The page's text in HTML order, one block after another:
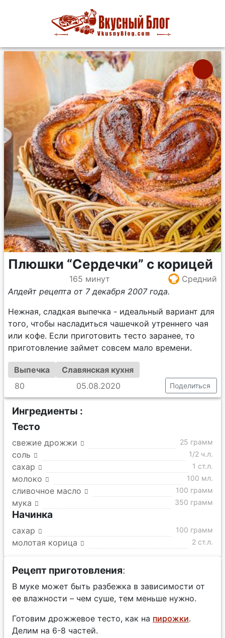
Плюшки “Сердечки” с корицей
165 минут
Средний
Апдейт рецепта от 7 декабря 2007 года.
Нежная, сладкая выпечка - идеальный вариант для
того, чтобы насладиться чашечкой утреннего чая
или кофе. Если приготовить тесто заранее, то
приготовление займет совсем мало времени.
Выпечка
Славянская кухня
80
05.08.2020 Поделиться
Ингредиенты :
Тесто
свежие дрожжи 25 грамм
соль 1/2 ч.л.
сахар 1 ст.л.
молоко 100 мл.
сливочное масло 100 грамм
мука 350 грамм
Начинка
сахар 100 грамм
молотая корица 2 ст.л.
Рецепт приготовления:
В муке может быть разбежка в зависимости от
ее влажности – чем суше, тем меньше нужно.
Готовим дрожжевое тесто, как на пирожки.
Делим на 6-8 частей.